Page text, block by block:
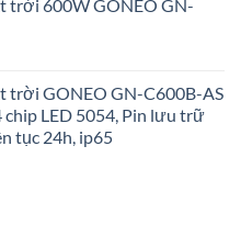
trời 600W GONEO GN-
trời GONEO GN-C600B-AS
chip LED 5054, Pin lưu trữ
tục 24h, ip65